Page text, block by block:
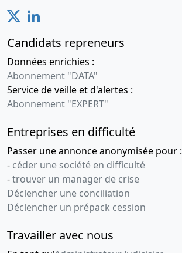
Candidats repreneurs
Données enrichies :
Abonnement "DATA"
Service de veille et d'alertes :
Abonnement "EXPERT"
Entreprises en difficulté
Passer une annonce anonymisée pour :
- céder une société en difficulté
-trouver un manager de crise
Déclencher une conciliation
Déclencher un prépack cession
Travailler avec nous